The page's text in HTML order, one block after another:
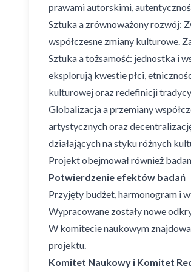
prawami autorskimi,
Sztuka a zrównoważony rozwój:
współczesne zmiany kulturowe.
Sztuka a tożsamość: jednostka i
eksplorują kwestie płci,
kulturowej oraz redefinicji
Globalizacja a przemiany
artystycznych oraz
działających na styku różnych
Projekt obejmował również
Potwierdzenie efektów badań
Przyjęty budżet, harmonogram i
Wypracowane zostały nowe
W komitecie naukowym
projektu.
Komitet Naukowy i Komitet